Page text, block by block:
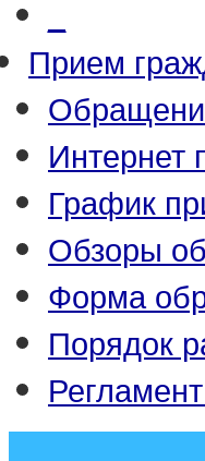
Прием
Интернет
График
Обзоры
Форма
Порядок